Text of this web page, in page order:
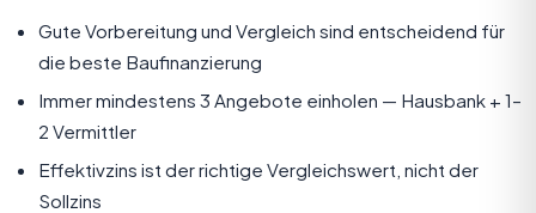
Gute Vorbereitung und Vergleich sind entscheidend für
die beste Baufinanzierung
Immer mindestens 3 Angebote einholen — Hausbank + 1–
2 Vermittler
Effektivzins ist der richtige Vergleichswert, nicht der
Sollzins